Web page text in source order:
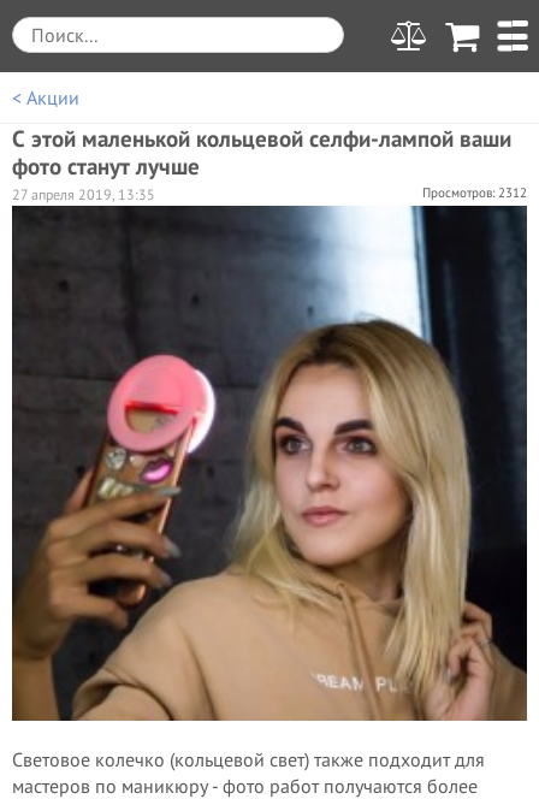
< Акции
С этой маленькой кольцевой селфи-лампой ваши
фото станут лучше
Просмотров: 2312
27 апреля 2019, 13:35
Световое колечко (кольцевой свет) также подходит для
мастеров по маникюру - фото работ получаются более